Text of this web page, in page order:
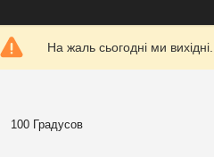
На жаль сьогодні ми
100 Градусов